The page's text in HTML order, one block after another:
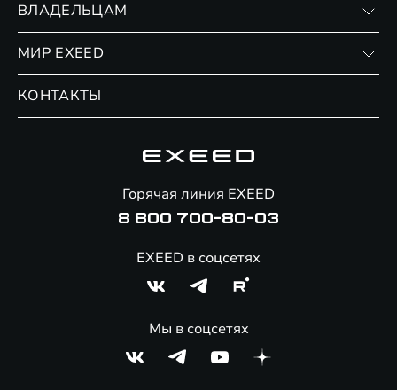
Страхование
ВЛАДЕЛЬЦАМ
Сервис
Помощь на дорогах
МИР EXEED
КОНТАКТЫ
Горячая линия EXEED
8 800 700-80-03
EXEED в соцсетях
Мы в соцсетях